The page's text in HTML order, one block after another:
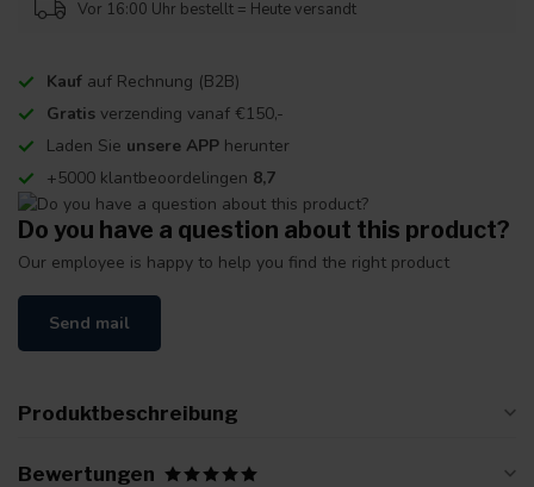
Vor 16:00 Uhr bestellt = Heute versandt
Kauf auf Rechnung (B2B)
Gratis verzending vanaf €150,-
Laden Sie unsere APP herunter
+5000 klantbeoordelingen 8,7
Do you have a question about this product?
Our employee is happy to help you find the right product
Send mail
Produktbeschreibung
Bewertungen